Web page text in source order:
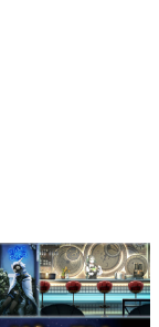
魅力を画面や操作の
派で骨太な評論連載